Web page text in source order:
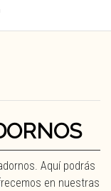
Aquí podrás
en nuestras